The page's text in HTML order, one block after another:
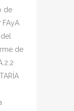
de
FAyA
de